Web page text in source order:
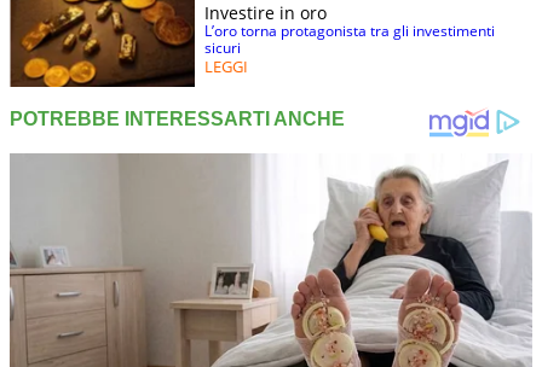
Investire in oro
L’oro torna protagonista tra gli investimenti
sicuri
LEGGI